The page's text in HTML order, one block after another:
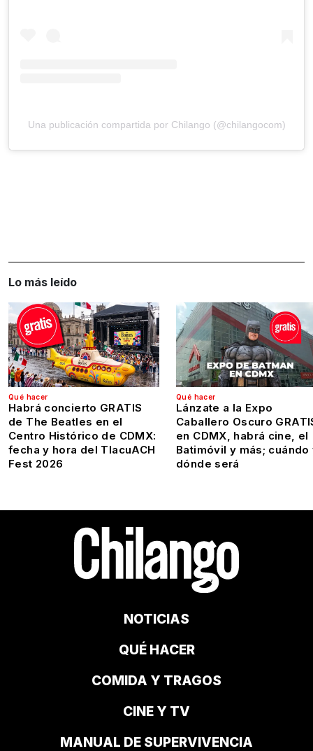
Una publicación compartida por Chilango (@chilangocom)
Lo más leído
Qué hacer
Habrá concierto GRATIS
de The Beatles en el
Centro Histórico de CDMX:
fecha y hora del TlacuACH
Fest 2026
Qué hacer
Lánzate a la Expo
Caballero Oscuro
en CDMX, habrá cine, el
Batimóvil y más; cuándo
dónde será
NOTICIAS
QUÉ HACER
COMIDA Y TRAGOS
CINE Y TV
MANUAL DE SUPERVIVENCIA